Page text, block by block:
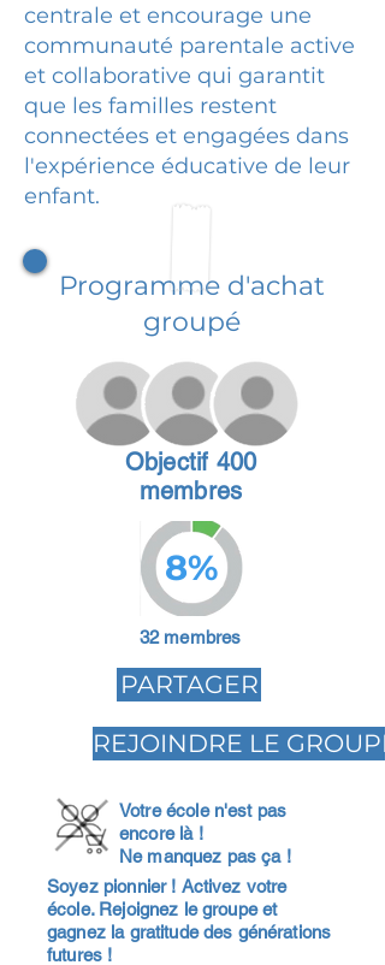
centrale et encourage une
communauté parentale active
et collaborative qui garantit
que les familles restent
connectées et engagées dans
l'expérience éducative de leur
enfant.
Programme d'achat
groupé
Objectif 400
membres
8%
32 membres
PARTAGER
REJOINDRE LE GROUPE
Votre école n'est pas
encore là !
Ne manquez pas ça !
Soyez pionnier ! Activez votre
école. Rejoignez le groupe et
gagnez la gratitude des générations
futures !